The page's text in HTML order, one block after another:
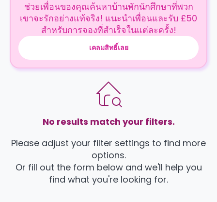
ช่วยเพื่อนของคุณค้นหาบ้านพักนักศึกษาที่พวก
เขาจะรักอย่างแท้จริง! แนะนำเพื่อนและรับ £50
สำหรับการจองที่สำเร็จในแต่ละครั้ง!
เคลมสิทธิ์เลย
No results match your filters.
Please adjust your filter settings to find more
options.
Or fill out the form below and we'll help you
find what you're looking for.